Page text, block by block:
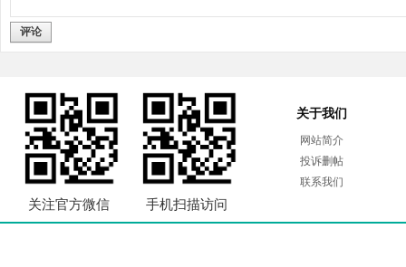
评论
关注官方微信 手机扫描访问
关于我们
网站简介
投诉删帖
联系我们